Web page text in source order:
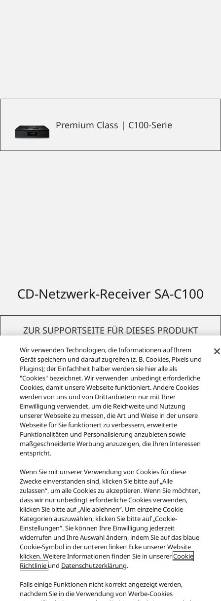
Premium Class | C100-Serie
CD-Netzwerk-Receiver SA-C100
ZUR SUPPORTSEITE FÜR DIESES PRODUKT
Download Ecodesign information
SA-C100
Facebook X YouTube
Instagram
Nutzungsbedingungen
Datenschutzerklärung
Kontakt
Cookie-Richtlinie
Impressum
GESETZLICHE GEWÄHRLEISTUNG
Area/Country
Copyright © 2026 Panasonic Schweiz - Alle Rechte vorbehalten.
Wir verwenden Technologien, die Informationen auf Ihrem
Gerät speichern und darauf zugreifen (z. B. Cookies, Pixels und
Plugins); der Einfachheit halber werden sie hier alle als
"Cookies" bezeichnet. Wir verwenden unbedingt erforderliche
Cookies, damit unsere Webseite funktioniert. Andere Cookies
werden von uns und von Drittanbietern nur mit Ihrer
Einwilligung verwendet, um die Reichweite und Nutzung
unserer Webseite zu messen, die Art und Weise in der unsere
Webseite für Sie funktionert zu verbessern, erweiterte
Funktionalitäten und Personalisierung anzubieten sowie
maßgeschneiderte Werbung anzuzeigen, die Ihren Interessen
entspricht.
Wenn Sie mit unserer Verwendung von Cookies für diese
Zwecke einverstanden sind, klicken Sie bitte auf „Alle
zulassen“, um alle Cookies zu akzeptieren. Wenn Sie möchten,
dass wir nur unbedingt erforderliche Cookies verwenden,
klicken Sie bitte auf „Alle ablehnen“. Um einzelne Cookie-
Kategorien auszuwählen, klicken Sie bitte auf „Cookie-
Einstellungen“. Sie können Ihre Einwilligung jederzeit
widerrufen und Ihre Auswahl ändern, indem Sie auf das blaue
Cookie-Symbol in der unteren linken Ecke unserer Website
klicken. Weitere Informationen finden Sie in unsererCookie
Richtlinie und Datenschutzerklärung.
Falls einige Funktionen nicht korrekt angezeigt werden,
nachdem Sie in die Verwendung von Werbe-Cookies